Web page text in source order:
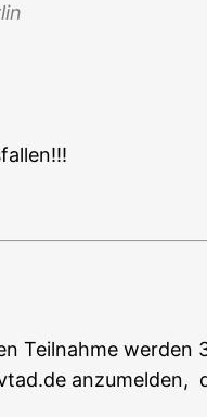
Teil­nah­me wer­den
anzu­mel­den,